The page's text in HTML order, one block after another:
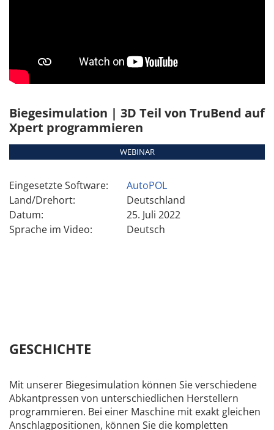
Biegesimulation | 3D Teil von TruBend auf
Xpert programmieren
WEBINAR
Eingesetzte Software:
AutoPOL
Land/Drehort:
Deutschland
Datum:
25. Juli 2022
Sprache im Video:
Deutsch
GESCHICHTE
Mit unserer Biegesimulation können Sie verschiedene
Abkantpressen von unterschiedlichen Herstellern
programmieren. Bei einer Maschine mit exakt gleichen
Anschlagpositionen, können Sie die kompletten